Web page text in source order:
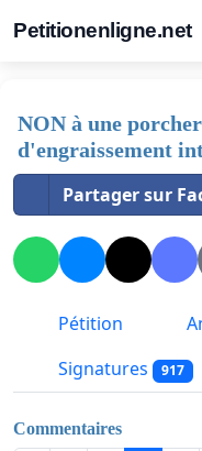
Petitionenligne.net
NON à une
d'engraissement
Partager sur
Pétition
Signatures 917
Commentaires